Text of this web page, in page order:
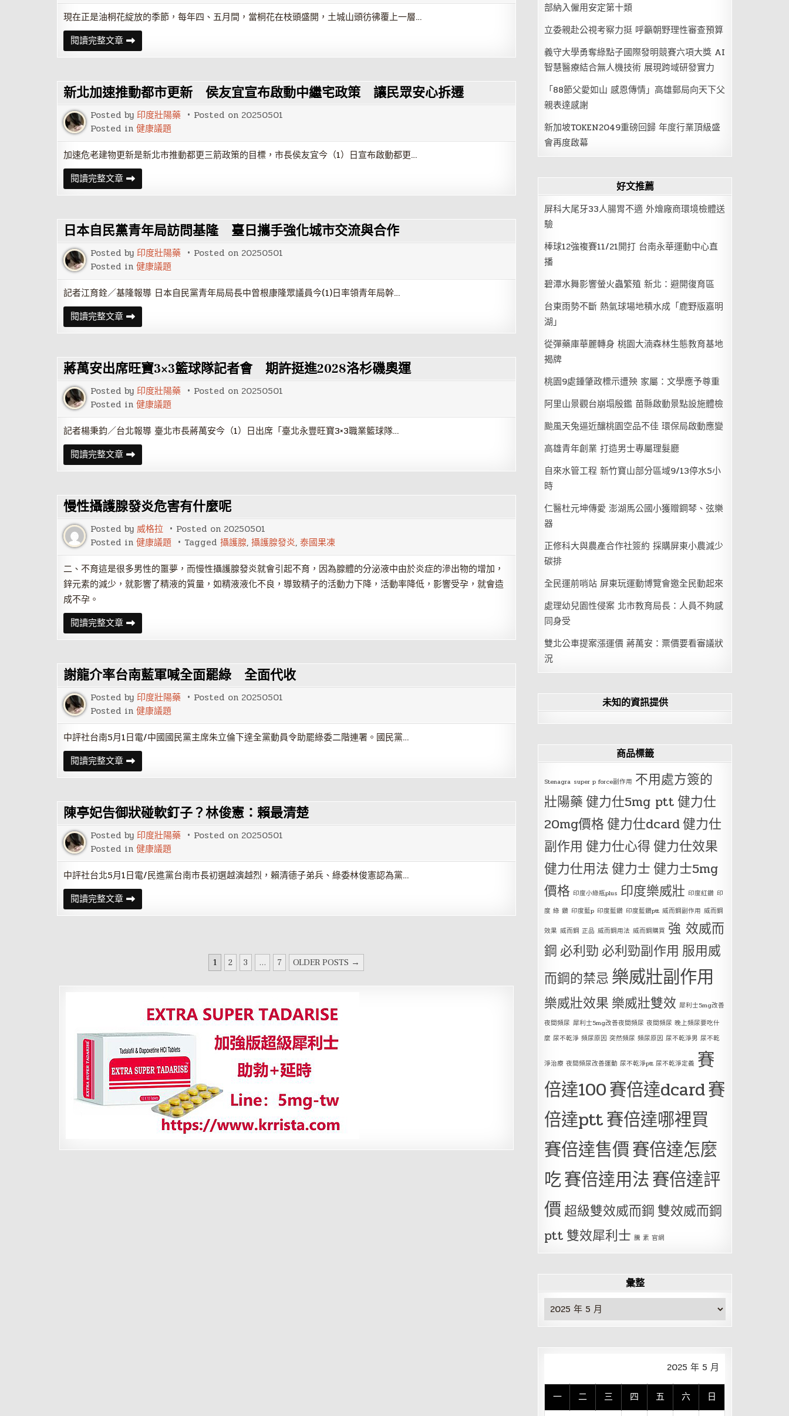
現在正是油桐花綻放的季節，每年四、五月間，當桐花在枝頭盛開，土城山頭彷彿覆上一層…
閱讀完整文章油
桐
花
幻
登
場
新
北
推
城
三
大
賞
花
點
新北加速推動都市更新 侯友宜宣布啟動中繼宅政策 讓民眾安心拆遷
Posted by 印度壯陽藥 Posted on 20250501
Posted in 健康議題
加速危老建物更新是新北市推動都更三箭政策的目標，市長侯友宜今（1）日宣布啟動都更…
閱讀完整文章新
北
加
動
都
市
更
新
侯
宜
宣
布
啟
動
中
繼
政
策
讓
民
眾
安
心
拆
遷
日本自民黨青年局訪問基隆 臺日攜手強化城市交流與合作
Posted by 印度壯陽藥 Posted on 20250501
Posted in 健康議題
記者江育銓／基隆報導 日本自民黨青年局局長中曾根康隆眾議員今(1)日率領青年局幹…
閱讀完整文章日
本
自
青
年
局
訪
問
基
隆
臺
日
攜
手
強
化
城
交
流
與
合
作
蔣萬安出席旺寶3×3籃球隊記者會 期許挺進2028洛杉磯奧運
Posted by 印度壯陽藥 Posted on 20250501
Posted in 健康議題
記者楊秉鈞／台北報導 臺北市長蔣萬安今（1）日出席「臺北永豐旺寶3×3職業籃球隊…
閱讀完整文章蔣
萬
安
旺
寶
3×3
籃
球
隊
者
會
期
許
2028
洛
杉
磯
慢性攝護腺發炎危害有什麼呢
Posted by 威格拉 Posted on 20250501
Posted in 健康議題 Tagged 攝護腺, 攝護腺發炎, 泰國果凍
二、不育這是很多男性的噩夢，而慢性攝護腺發炎就會引起不育，因為腺體的分泌液中由於炎症的滲出物的增加，
鋅元素的減少，就影響了精液的質量，如精液液化不良，導致精子的活動力下降，活動率降低，影響受孕，就會造
成不孕。
閱讀完整文章慢
性
攝
發
炎
危
害
有
什
呢
謝龍介率台南藍軍喊全面罷綠 全面代收
Posted by 印度壯陽藥 Posted on 20250501
Posted in 健康議題
中評社台南5月1日電/中國國民黨主席朱立倫下達全黨動員令助罷綠委二階連署。國民黨…
閱讀完整文章謝
龍
介
南
藍
軍
喊
全
面
綠
全
面
代
收
陳亭妃告御狀碰軟釘子？林俊憲：賴最清楚
Posted by 印度壯陽藥 Posted on 20250501
Posted in 健康議題
中評社台北5月1日電/民進黨台南市長初選越演越烈，賴清德子弟兵、綠委林俊憲認為黨…
閱讀完整文章陳
亭
妃
林
清
楚
1 2 3 ... 7 OLDER POSTS →
部納入僱用安定第十類
立委親赴公視考察力挺 呼籲朝野理性審查預算
義守大學勇奪綠點子國際發明競賽六項大獎 AI
智慧醫療結合無人機技術 展現跨域研發實力
「88節父愛如山 感恩傳情」高雄郵局向天下父
親表達感謝
新加坡TOKEN2049重磅回歸 年度行業頂級盛
會再度啟幕
好文推薦
屏科大尾牙33人腸胃不適 外燴廠商環境檢體送
驗
棒球12強複賽11/21開打 台南永華運動中心直
播
碧潭水舞影響螢火蟲繁殖 新北：避開復育區
台東雨勢不斷 熱氣球場地積水成「鹿野版嘉明
湖」
從彈藥庫華麗轉身 桃園大湳森林生態教育基地
揭牌
桃園9處鍾肇政標示遭殃 家屬：文學應予尊重
阿里山景觀台崩塌殷鑑 苗縣啟動景點設施體檢
颱風天兔逼近釀桃園空品不佳 環保局啟動應變
高雄青年創業 打造男士專屬理髮廳
自來水管工程 新竹寶山部分區域9/13停水5小
時
仁醫杜元坤傳愛 澎湖馬公國小獲贈鋼琴、弦樂
器
正修科大與農產合作社簽約 採購屏東小農減少
碳排
全民運前哨站 屏東玩運動博覽會邀全民動起來
處理幼兒園性侵案 北市教育局長：人員不夠感
同身受
雙北公車提案漲運價 蔣萬安：票價要看審議狀
況
未知的資訊提供
商品標籤
Stenagra super p force副作用 不用處方簽的
壯陽藥健力仕5mg ptt健力仕
20mg價格健力仕dcard健力仕
副作用 健力仕心得健力仕效果
健力仕用法健力士健力士5mg
價格 印度小綠瓶plus 印度樂威壯 印度紅鑽 印
度 綠 鑽 印度藍p 印度藍鑽 印度藍鑽ptt 威而鋼副作用 威而鋼
效果 威而鋼 正品 威而鋼用法 威而鋼購買 強 效威而
鋼 必利勁 必利勁副作用 服用威
而鋼的禁忌 樂威壯副作用
樂威壯效果 樂威壯雙效 犀利士5mg改善
夜間頻尿 犀利士5mg改善夜間頻尿 夜間頻尿 晚上頻尿要吃什
麼 尿不乾淨 頻尿原因 突然頻尿 頻尿原因 尿不乾淨男 尿不乾
淨治療 夜間頻尿改善運動 尿不乾淨ptt 尿不乾淨定義 賽
倍達100賽倍達dcard賽
倍達ptt賽倍達哪裡買
賽倍達售價賽倍達怎麼
吃賽倍達用法賽倍達評
價超級雙效威而鋼 雙效威而鋼
ptt 雙效犀利士 騰 素 官網
彙整
彙
整
2025 年 5 月
一 二 三 四 五 六 日